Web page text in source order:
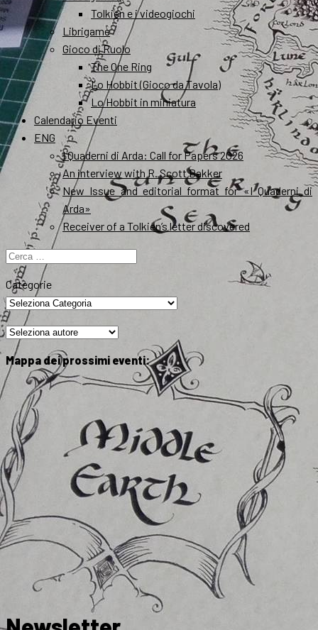
Tolkien e i videogiochi
Librigame
Gioco di Ruolo
The One Ring
Lo Hobbit (Gioco da Tavola)
Lo Hobbit in miniatura
Calendario Eventi
ENG
I Quaderni di Arda: Call for Papers 2026
An interview with R. Scott Bakker
New Issue and editorial format for «I Quaderni di
Arda»
Receiver of a Tolkien’s letter discovered
Ricerca
per:
Categorie
Mappa dei prossimi eventi: